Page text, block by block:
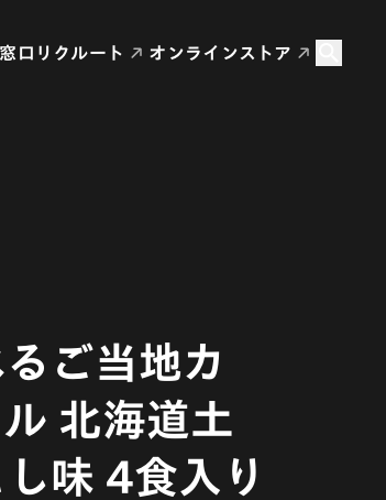
口 リクルート オンラインストア
ご当地カ
北海道土
味 4食入り